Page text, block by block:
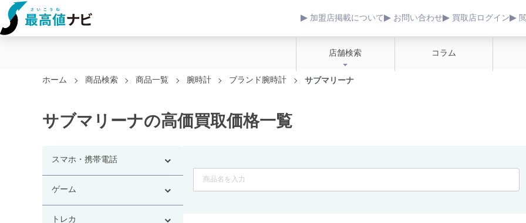
加盟店掲載について お問い合わせ 買取店ログイン
店舗検索 コラム
ホーム 商品検索 商品一覧 腕時計 ブランド腕時計 サブマリーナ
サブマリーナの高価買取価格一覧
スマホ・携帯電話
ゲーム
トレカ